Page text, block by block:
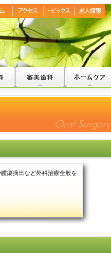
瘍摘出など外科治療全般を